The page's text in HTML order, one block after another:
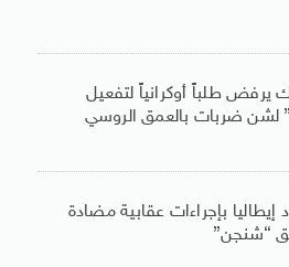
يرفض طلباً أوكرانياً لتفعيل
لشن ضربات بالعمق الروسي
إيطاليا بإجراءات عقابية مضادة
“شنجن”